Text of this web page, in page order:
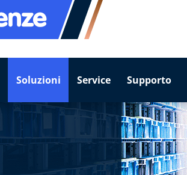
Soluzioni Service Supporto